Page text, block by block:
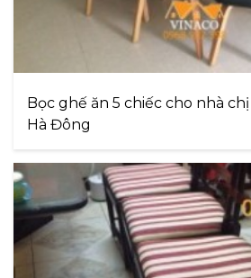
Bọc ghế ăn 5 chiếc cho nhà
Hà Đông